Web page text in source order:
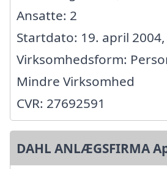
Ansatte: 2
Startdato: 19. april 2004,
Virksomhedsform:
Mindre Virksomhed
CVR: 27692591
DAHL ANLÆGSFIRMA